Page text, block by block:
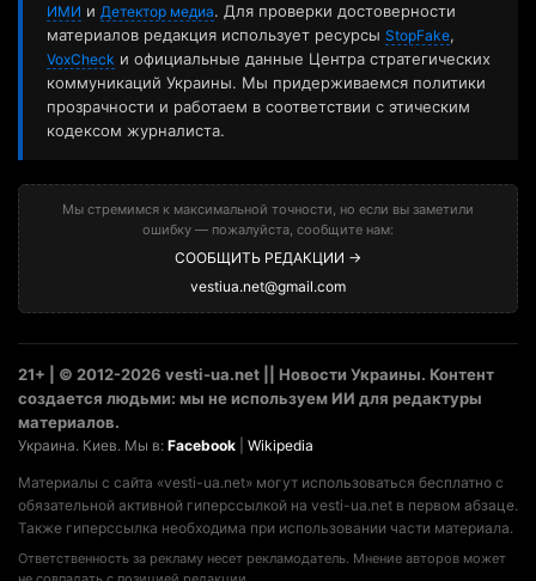
ИМИ и Детектор медиа. Для проверки достоверности
материалов редакция использует ресурсы StopFake,
VoxCheck и официальные данные Центра стратегических
коммуникаций Украины. Мы придерживаемся политики
прозрачности и работаем в соответствии с этическим
кодексом журналиста.
Мы стремимся к максимальной точности, но если вы заметили
ошибку — пожалуйста, сообщите нам:
СООБЩИТЬ РЕДАКЦИИ →
vestiua.net@gmail.com
21+ | © 2012-2026 vesti-ua.net || Новости Украины. Контент
создается людьми: мы не используем ИИ для редактуры
материалов.
Украина. Киев. Мы в: Facebook Wikipedia
Материалы с сайта «vesti-ua.net» могут использоваться бесплатно с
обязательной активной гиперссылкой на vesti-ua.net в первом абзаце.
Также гиперссылка необходима при использовании части материала.
Ответственность за рекламу несет рекламодатель. Мнение авторов может